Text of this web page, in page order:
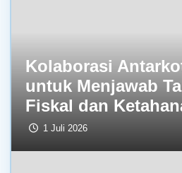
Kolaborasi
untuk Menjawab
Fiskal dan
1 Juli 2026